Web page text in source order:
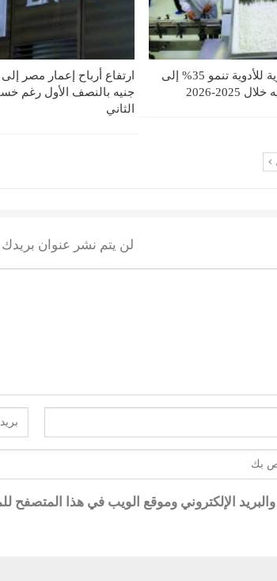
أرباح الإسكندرية للأدوية تنمو 35% إلى
جنيه بالنصف الأول رغم
الثاني
لن يتم نشر عنوان بريدك
الإلكتروني وموقع الويب في هذا المتصفح